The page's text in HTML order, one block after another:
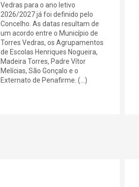
Vedras para o ano letivo
2026/2027 já foi definido pelo
Concelho. As datas resultam de
um acordo entre o Município de
Torres Vedras, os Agrupamentos
de Escolas Henriques Nogueira,
Madeira Torres, Padre Vítor
Melícias, São Gonçalo e o
Externato de Penafirme. (...)